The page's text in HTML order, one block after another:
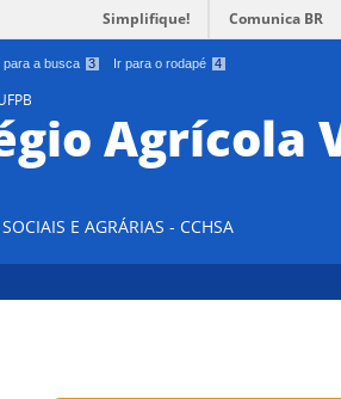
para a busca 3 Ir para o rodapé 4
Simplifique! Comunica BR
Agrícola
E AGRÁRIAS - CCHSA